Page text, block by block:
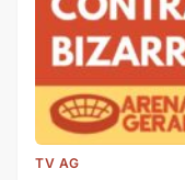
TV AG